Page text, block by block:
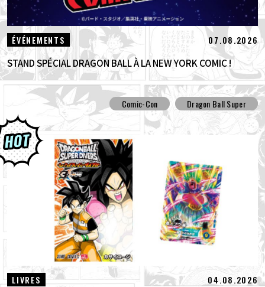
ÉVÉNEMENTS 07.08.2026
STAND SPÉCIAL DRAGON BALL À LA NEW YORK COMIC !
Comic-Con Dragon Ball Super
LIVRES 04.08.2026